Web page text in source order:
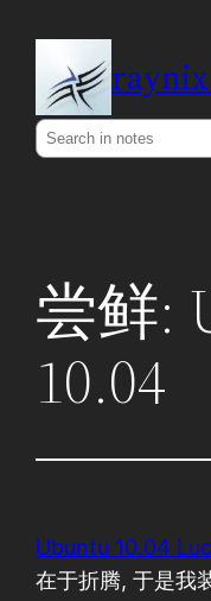
content
Search
尝鲜:
10.04
Ubuntu 10.04
在于折腾, 于是我